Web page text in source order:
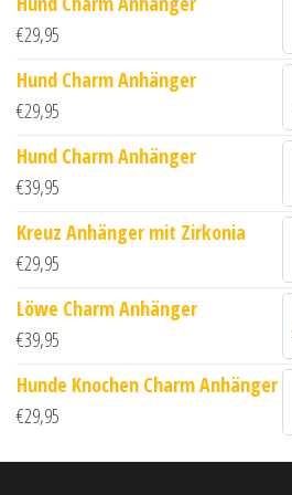
€29,95
Hund Charm Anhänger
€29,95
Hund Charm Anhänger
€39,95
Kreuz Anhänger mit Zirkonia
€29,95
Löwe Charm Anhänger
€39,95
Hunde Knochen Charm Anhänger
€29,95